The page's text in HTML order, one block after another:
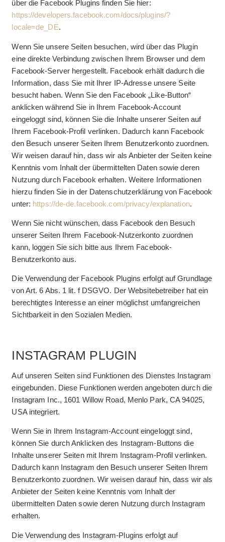
über die Facebook Plugins finden Sie hier:
https://developers.facebook.com/docs/plugins/?
locale=de_DE.
Wenn Sie unsere Seiten besuchen, wird über das Plugin
eine direkte Verbindung zwischen Ihrem Browser und dem
Facebook-Server hergestellt. Facebook erhält dadurch die
Information, dass Sie mit Ihrer IP-Adresse unsere Seite
besucht haben. Wenn Sie den Facebook „Like-Button“
anklicken während Sie in Ihrem Facebook-Account
eingeloggt sind, können Sie die Inhalte unserer Seiten auf
Ihrem Facebook-Profil verlinken. Dadurch kann Facebook
den Besuch unserer Seiten Ihrem Benutzerkonto zuordnen.
Wir weisen darauf hin, dass wir als Anbieter der Seiten keine
Kenntnis vom Inhalt der übermittelten Daten sowie deren
Nutzung durch Facebook erhalten. Weitere Informationen
hierzu finden Sie in der Datenschutzerklärung von Facebook
unter: https://de-de.facebook.com/privacy/explanation.
Wenn Sie nicht wünschen, dass Facebook den Besuch
unserer Seiten Ihrem Facebook-Nutzerkonto zuordnen
kann, loggen Sie sich bitte aus Ihrem Facebook-
Benutzerkonto aus.
Die Verwendung der Facebook Plugins erfolgt auf Grundlage
von Art. 6 Abs. 1 lit. f DSGVO. Der Websitebetreiber hat ein
berechtigtes Interesse an einer möglichst umfangreichen
Sichtbarkeit in den Sozialen Medien.
INSTAGRAM PLUGIN
Auf unseren Seiten sind Funktionen des Dienstes Instagram
eingebunden. Diese Funktionen werden angeboten durch die
Instagram Inc., 1601 Willow Road, Menlo Park, CA 94025,
USA integriert.
Wenn Sie in Ihrem Instagram-Account eingeloggt sind,
können Sie durch Anklicken des Instagram-Buttons die
Inhalte unserer Seiten mit Ihrem Instagram-Profil verlinken.
Dadurch kann Instagram den Besuch unserer Seiten Ihrem
Benutzerkonto zuordnen. Wir weisen darauf hin, dass wir als
Anbieter der Seiten keine Kenntnis vom Inhalt der
übermittelten Daten sowie deren Nutzung durch Instagram
erhalten.
Die Verwendung des Instagram-Plugins erfolgt auf